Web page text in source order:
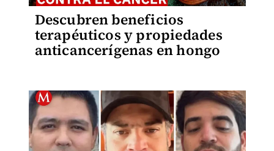
Descubren beneficios
terapéuticos y propiedades
anticancerígenas en hongo